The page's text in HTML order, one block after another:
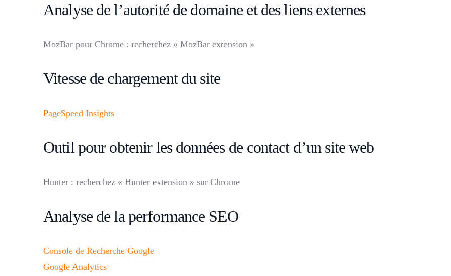
Analyse de l’autorité de domaine et des liens externes
MozBar pour Chrome : recherchez « MozBar extension »
Vitesse de chargement du site
PageSpeed Insights
Outil pour obtenir les données de contact d’un site web
Hunter : recherchez « Hunter extension » sur Chrome
Analyse de la performance SEO
Console de Recherche Google
Google Analytics